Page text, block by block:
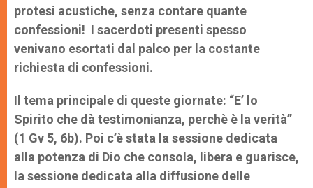
protesi acustiche, senza contare quante
confessioni! I sacerdoti presenti spesso
venivano esortati dal palco per la costante
richiesta di confessioni.
Il tema principale di queste giornate: “E’ lo
Spirito che dà testimonianza, perchè è la verità”
(1 Gv 5, 6b). Poi c’è stata la sessione dedicata
alla potenza di Dio che consola, libera e guarisce,
la sessione dedicata alla diffusione delle